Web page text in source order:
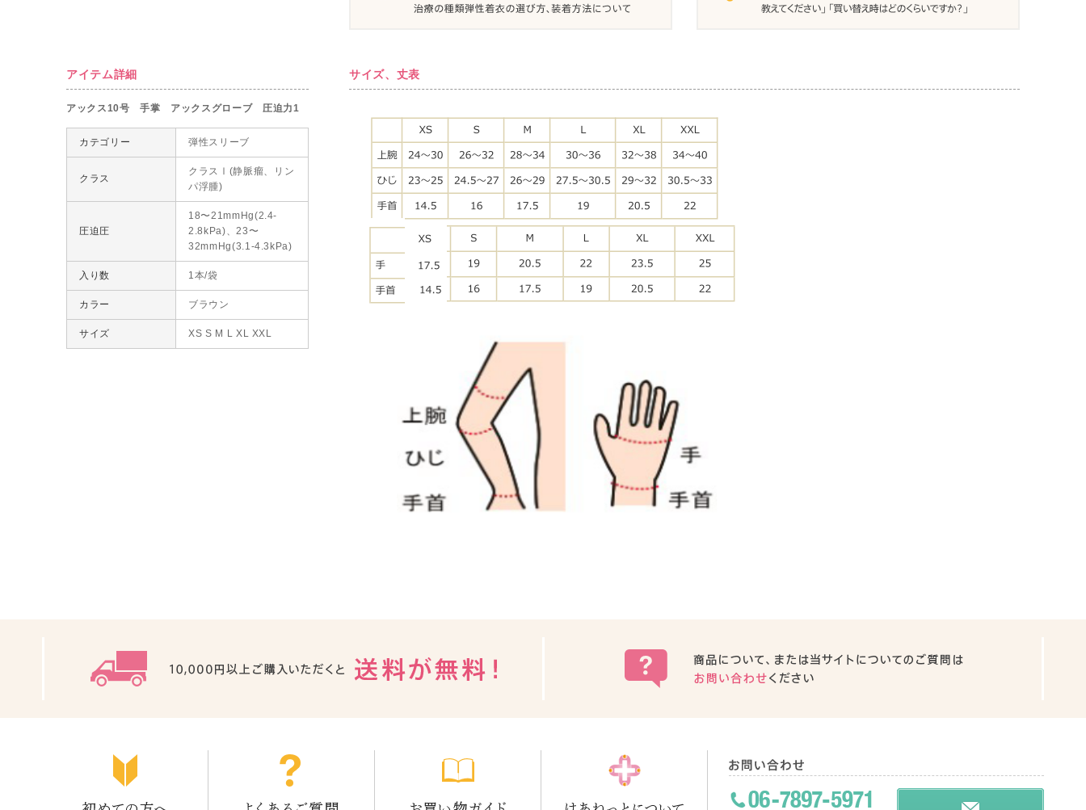
アイテム詳細
アックス10号 手掌 アックスグローブ 圧迫力1
カテゴリー 弾性スリーブ
クラス
クラスⅠ(静脈瘤、リン
パ浮腫)
圧迫圧
18〜21mmHg(2.4-
2.8kPa)、23〜
32mmHg(3.1-4.3kPa)
入り数 1本/袋
カラー ブラウン
サイズ XS S M L XL XXL
サイズ、丈表